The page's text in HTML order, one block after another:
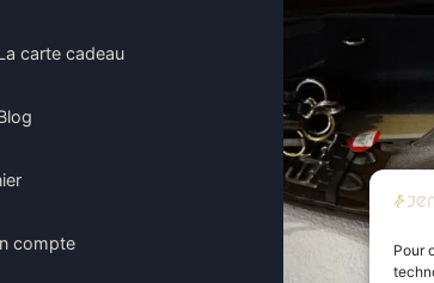
Pour
carte cadeau
compte